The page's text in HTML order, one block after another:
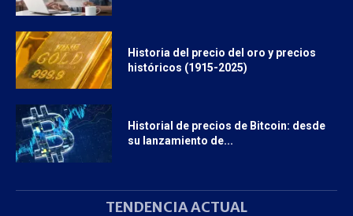
Historia del precio del oro y precios
históricos (1915-2025)
Historial de precios de Bitcoin: desde
su lanzamiento de...
TENDENCIA ACTUAL